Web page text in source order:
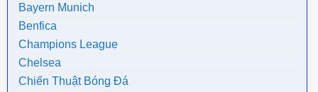
Bayern Munich
Benfica
Champions League
Chelsea
Chiến Thuật Bóng Đá